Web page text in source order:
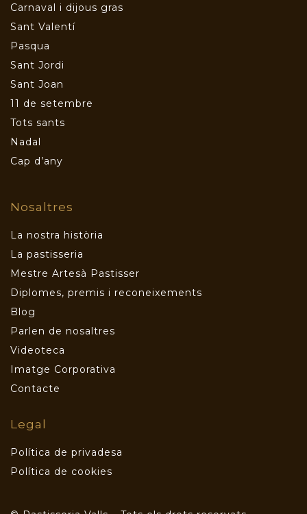
Carnaval i dijous gras
Sant Valentí
Pasqua
Sant Jordi
Sant Joan
11 de setembre
Tots sants
Nadal
Cap d’any
Nosaltres
La nostra història
La pastisseria
Mestre Artesà Pastisser
Diplomes, premis i reconeixements
Blog
Parlen de nosaltres
Videoteca
Imatge Corporativa
Contacte
Legal
Política de privadesa
Política de cookies